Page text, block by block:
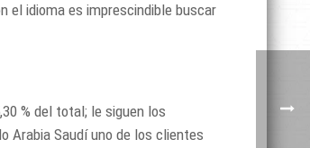
el idioma es imprescindible buscar
% del total; le siguen los
Arabia Saudí uno de los clientes